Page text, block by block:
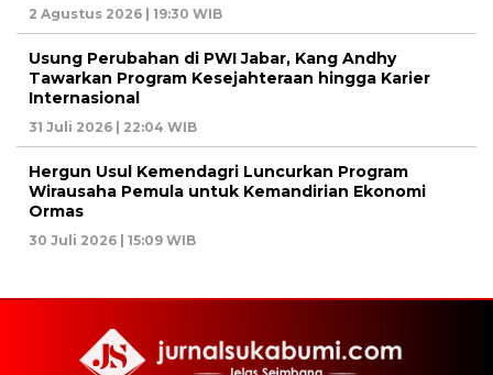
2 Agustus 2026 | 19:30 WIB
Usung Perubahan di PWI Jabar, Kang Andhy
Tawarkan Program Kesejahteraan hingga Karier
Internasional
31 Juli 2026 | 22:04 WIB
Hergun Usul Kemendagri Luncurkan Program
Wirausaha Pemula untuk Kemandirian Ekonomi
Ormas
30 Juli 2026 | 15:09 WIB